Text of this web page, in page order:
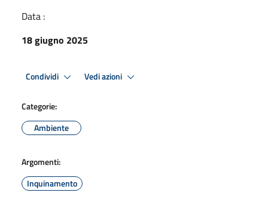
Data :
18 giugno 2025
Condividi Vedi azioni
Categorie:
Ambiente
Argomenti:
Inquinamento